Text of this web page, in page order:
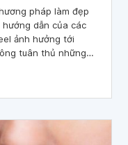
pháp làm đẹp
dẫn của các
ảnh hưởng tới
tuân thủ những